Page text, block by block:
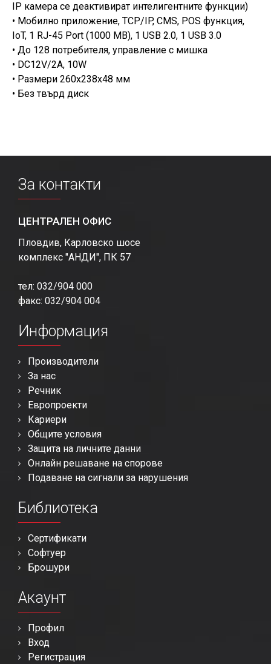
IP камера се деактивират интелигентните функции)
• Мобилно приложение, TCP/IP, CMS, POS функция,
IoT, 1 RJ-45 Port (1000 MB), 1 USB 2.0, 1 USB 3.0
• До 128 потребителя, управление с мишка
• DC12V/2A, 10W
• Размери 260x238х48 мм
• Без твърд диск
За контакти
ЦЕНТРАЛЕН ОФИС
Пловдив, Карловско шосе
комплекс "АНДИ", ПК 57
тел: 032/904 000
факс: 032/904 004
Информация
Производители
За нас
Речник
Европроекти
Кариери
Общите условия
Защита на личните данни
Онлайн решаване на спорове
Подаване на сигнали за нарушения
Библиотека
Сертификати
Софтуер
Брошури
Акаунт
Профил
Вход
Регистрация